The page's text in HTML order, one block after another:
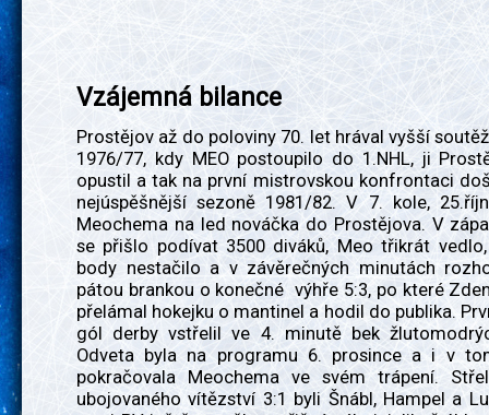
Vzájemná bilance
Prostějov až do poloviny 70. let hrával vyšší
1976/77, kdy MEO postoupilo do 1.NHL, ji
opustil a tak na první mistrovskou konfrontaci
nejúspěšnější sezoně 1981/82. V 7. kole,
Meochema na led nováčka do Prostějova. V
se přišlo podívat 3500 diváků, Meo třikrát
body nestačilo a v závěrečných minutách
pátou brankou o konečné výhře 5:3, po které
přelámal hokejku o mantinel a hodil do publika.
gól derby vstřelil ve 4. minutě bek
Odveta byla na programu 6. prosince a i v
pokračovala Meochema ve svém trápení.
ubojovaného vítězství 3:1 byli Šnábl, Hampel a